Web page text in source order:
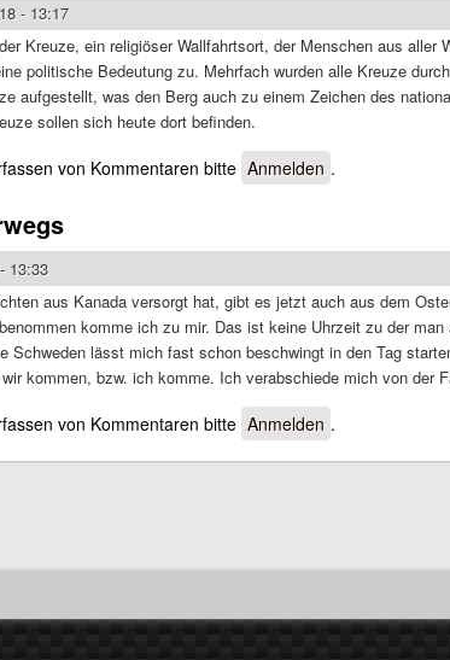
- 13:17
Kreuze, ein religiöser Wallfahrtsort, der Menschen aus aller
politische Bedeutung zu. Mehrfach wurden alle Kreuze
aufgestellt, was den Berg auch zu einem Zeichen des
sollen sich heute dort befinden.
von Kommentaren bitte Anmelden .
13:33
aus Kanada versorgt hat, gibt es jetzt auch aus dem
komme ich zu mir. Das ist keine Uhrzeit zu der
Schweden lässt mich fast schon beschwingt in den Tag
kommen, bzw. ich komme. Ich verabschiede mich von der
von Kommentaren bitte Anmelden .